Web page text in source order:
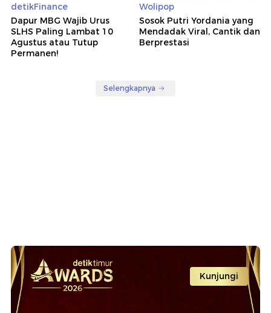
detikFinance
Dapur MBG Wajib Urus
SLHS Paling Lambat 10
Agustus atau Tutup
Permanen!
Wolipop
Sosok Putri Yordania yang
Mendadak Viral, Cantik dan
Berprestasi
Selengkapnya
Kunjungi